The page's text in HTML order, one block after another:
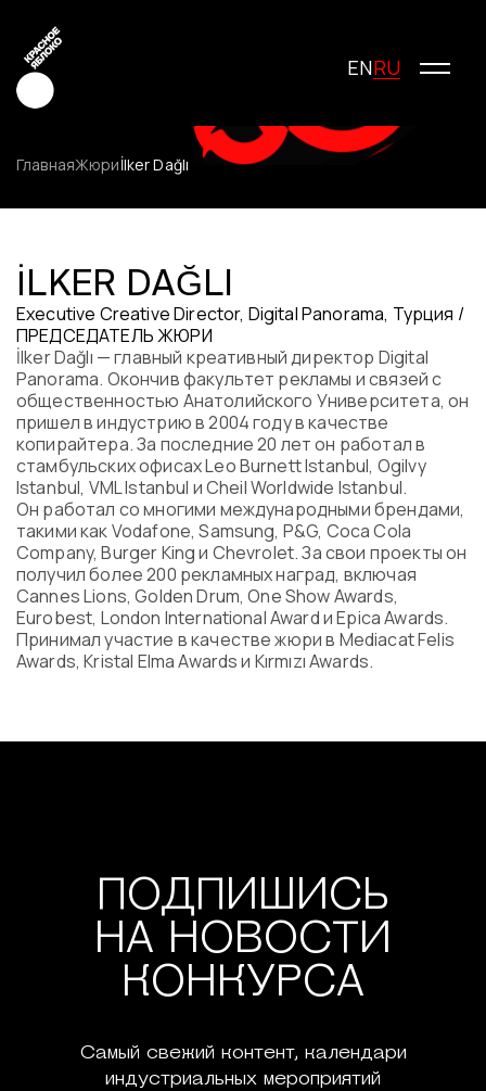
ENRU
Маркетинг
Молодые креаторы
О фестивале
История фестиваля
Условия участия
Жюри
Победители
Специальные награды
Программа
Часто задаваемые вопросы
Партнеры
Контакты
Блог
Цикл лекций
ВОЙТИ
ГлавнаяЖюриİlker Dağlı
İLKER DAĞLI
Executive Creative Director, Digital Panorama, Турция /
ПРЕДСЕДАТЕЛЬ ЖЮРИ
İlker Dağlı — главный креативный директор Digital
Panorama. Окончив факультет рекламы и связей с
общественностью Анатолийского Университета, он
пришел в индустрию в 2004 году в качестве
копирайтера. За последние 20 лет он работал в
стамбульских офисах Leo Burnett Istanbul, Ogilvy
Istanbul, VML Istanbul и Cheil Worldwide Istanbul.
Он работал со многими международными брендами,
такими как Vodafone, Samsung, P&G, Coca Cola
Company, Burger King и Chevrolet. За свои проекты он
получил более 200 рекламных наград, включая
Cannes Lions, Golden Drum, One Show Awards,
Eurobest, London International Award и Epica Awards.
Принимал участие в качестве жюри в Mediacat Felis
Awards, Kristal Elma Awards и Kırmızı Awards.
ПОДПИШИСЬ
НА НОВОСТИ
КОНКУРСА
Самый свежий контент, календари
индустриальных мероприятий